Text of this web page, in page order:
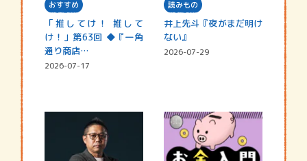
おすすめ
「推してけ！ 推して
け！」第63回 ◆『一角
通り商店…
2026-07-17
読みもの
井上先斗『夜がまだ明け
ない』
2026-07-29